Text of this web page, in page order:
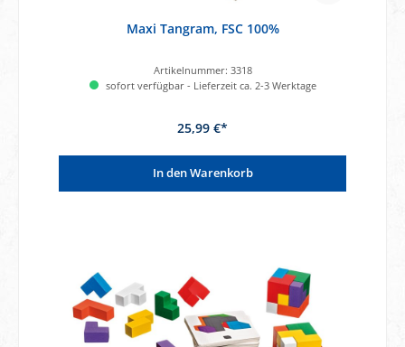
Maxi Tangram, FSC 100%
Artikelnummer: 3318
sofort verfügbar - Lieferzeit ca. 2-3 Werktage
25,99 €*
In den Warenkorb